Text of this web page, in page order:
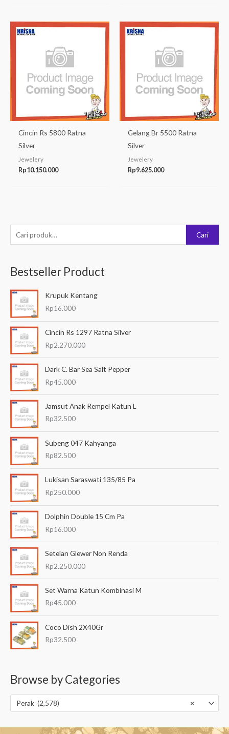
e
c
a
u
n
u
Cari
Bestseller Product
Krupuk Kentang
Rp16.000
Cincin Rs 1297 Ratna Silver
Rp2.270.000
Dark C. Bar Sea Salt Pepper
Rp45.000
Jamsut Anak Rempel Katun L
Rp32.500
Subeng 047 Kahyanga
Rp82.500
Lukisan Saraswati 135/85 Pa
Rp250.000
Dolphin Double 15 Cm Pa
Rp16.000
Setelan Glewer Non Renda
Rp2.250.000
Set Warna Katun Kombinasi M
Rp45.000
Coco Dish 2X40Gr
Rp32.500
Browse by Categories
×
Perak (2,578)
Cincin Rs 5800 Ratna
Silver
Jewelery
Rp10.150.000
Gelang Br 5500 Ratna
Silver
Jewelery
Rp9.625.000